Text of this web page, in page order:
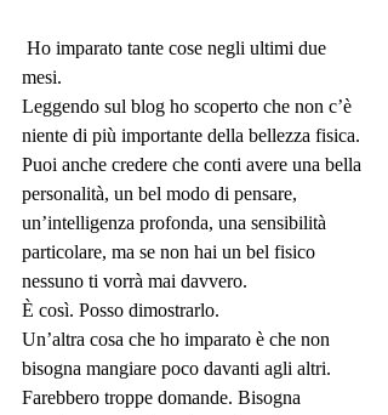
mesi.
Leggendo sul blog ho scoperto che non c’è
niente di più importante della bellezza fisica.
Puoi anche credere che conti avere una bella
personalità, un bel modo di pensare,
un’intelligenza profonda, una sensibilità
particolare, ma se non hai un bel fisico
nessuno ti vorrà mai davvero.
È così. Posso dimostrarlo.
Un’altra cosa che ho imparato è che non
bisogna mangiare poco davanti agli altri.
Farebbero troppe domande. Bisogna